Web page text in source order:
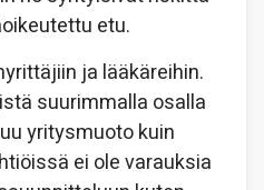
etu.
ja lääkäreihin.
suurimmalla osalla
yritysmuoto kuin
ei ole varauksia